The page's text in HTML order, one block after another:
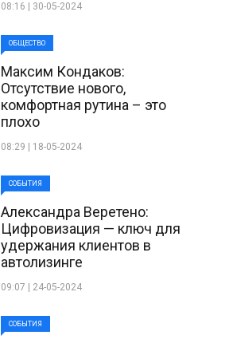
08:16 | 30-05-2024
ОБЩЕСТВО
Максим Кондаков:
Отсутствие нового,
комфортная рутина – это
плохо
08:29 | 18-05-2024
СОБЫТИЯ
Александра Веретено:
Цифровизация — ключ для
удержания клиентов в
автолизинге
09:07 | 24-05-2024
СОБЫТИЯ